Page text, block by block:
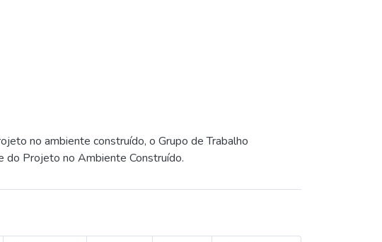
no ambiente construído, o Grupo de Trabalho
do Projeto no Ambiente Construído.